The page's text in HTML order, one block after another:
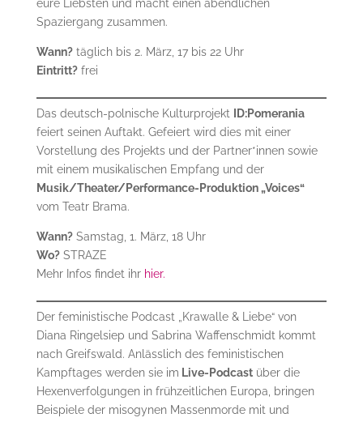
eure Liebsten und macht einen abendlichen
Spaziergang zusammen.
Wann?täglich bis 2. März, 17 bis 22 Uhr
Eintritt?frei
Das deutsch-polnische Kulturprojekt
ID:Pomerania
feiert seinen Auftakt. Gefeiert wird dies mit einer
Vorstellung des Projekts und der Partner*innen sowie
mit einem musikalischen Empfang und der
Musik/Theater/Performance-Produktion „Voices“
vom Teatr Brama.
Wann?Samstag, 1. März, 18 Uhr
Wo?STRAZE
Mehr Infos findet ihr hier.
Der feministische Podcast „Krawalle & Liebe“ von
Diana Ringelsiep und Sabrina Waffenschmidt kommt
nach Greifswald. Anlässlich des feministischen
Kampftages werden sie im Live-Podcastüber die
Hexenverfolgungen in frühzeitlichen Europa, bringen
Beispiele der misogynen Massenmorde mit und